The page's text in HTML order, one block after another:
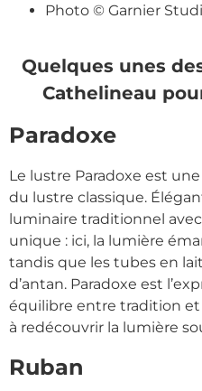
Photo © Garnier
Quelques unes
Cathelineau
Paradoxe
Le lustre Paradoxe est
du lustre classique.
luminaire traditionnel
unique : ici, la lumière
tandis que les tubes en
d’antan. Paradoxe est
équilibre entre tradition
à redécouvrir la lumière
Ruban